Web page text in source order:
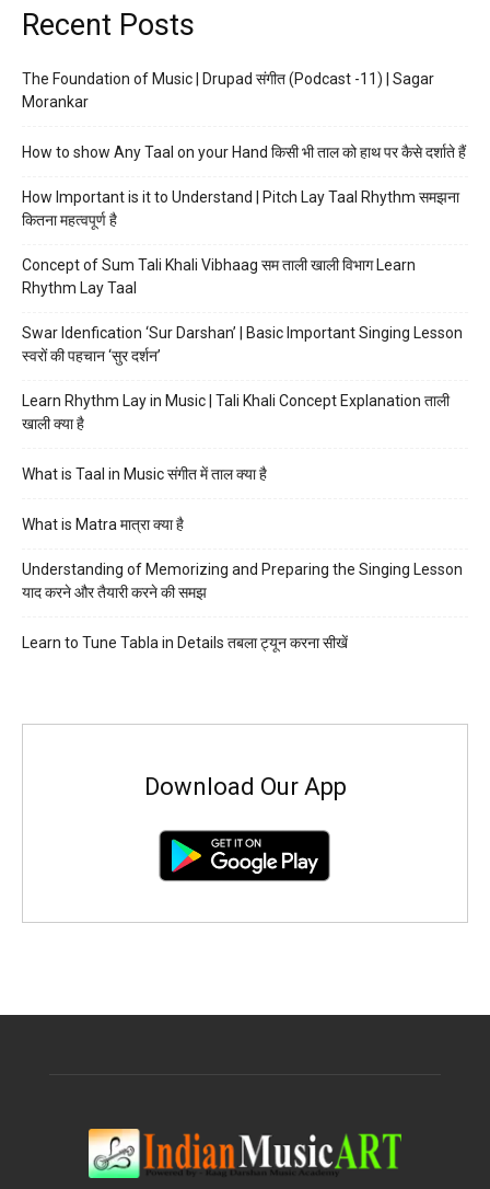
Recent Posts
The Foundation of Music | Drupad संगीत (Podcast -11) | Sagar
Morankar
How to show Any Taal on your Hand किसी भी ताल को हाथ पर कैसे दर्शाते हैं
How Important is it to Understand | Pitch Lay Taal Rhythm समझना
कितना महत्वपूर्ण है
Concept of Sum Tali Khali Vibhaag सम ताली खाली विभाग Learn
Rhythm Lay Taal
Swar Idenfication ‘Sur Darshan’ | Basic Important Singing Lesson
स्वरों की पहचान ‘सुर दर्शन’
Learn Rhythm Lay in Music | Tali Khali Concept Explanation ताली
खाली क्या है
What is Taal in Music संगीत में ताल क्या है
What is Matra मात्रा क्या है
Understanding of Memorizing and Preparing the Singing Lesson
याद करने और तैयारी करने की समझ
Learn to Tune Tabla in Details तबला ट्यून करना सीखें
Download Our App